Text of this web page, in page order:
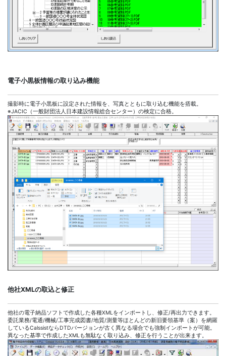
電子小黒板情報の取り込み機能
撮影時に電子小黒板に設定された情報を、写真とともに取り込む機能を搭載。
※JACIC（一般財団法人日本建設情報総合センター）の検定に合格。
他社XMLの取込と修正
他社の電子納品ソフトで作成した各種XMLをインポートし、修正/再出力できます。
委託業務/電通/機械/工事完成図書/地質/測量等ほとんどの新旧要領基準（案）を網羅
しているCalssistならDTDバージョンが古く異なる場合でも強制インポートが可能。
異なった基準で作成したXMLも無駄なく取り込み、修正を行うことが出来ます。